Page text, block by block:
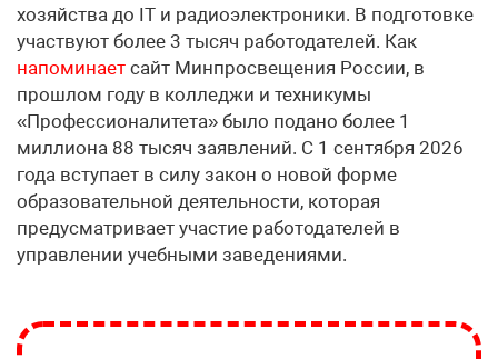
хозяйства до IT и радиоэлектроники. В подготовке
участвуют более 3 тысяч работодателей. Как
напоминает сайт Минпросвещения России, в
прошлом году в колледжи и техникумы
«Профессионалитета» было подано более 1
миллиона 88 тысяч заявлений. С 1 сентября 2026
года вступает в силу закон о новой форме
образовательной деятельности, которая
предусматривает участие работодателей в
управлении учебными заведениями.